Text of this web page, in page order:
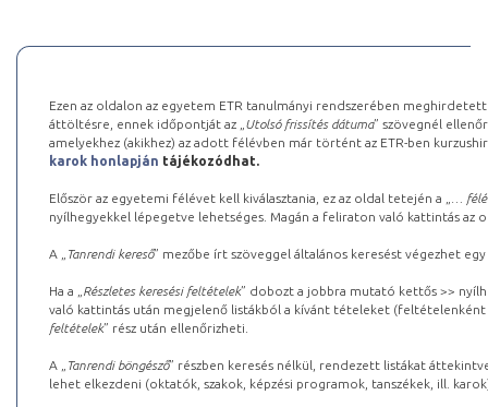
Ezen az oldalon az egyetem ETR tanulmányi rendszerében
áttöltésre, ennek időpontját az „ Utolsó frissítés dátuma” szövegnél
amelyekhez (akikhez) az adott félévben már történt az ETR-ben
karok honlapján tájékozódhat.
Először az egyetemi félévet kell kiválasztania, ez az oldal tetején a „
…
nyílhegyekkel lépegetve lehetséges. Magán a feliraton való kattintás az
A „ Tanrendi kereső” mezőbe írt szöveggel általános keresést végezhet
Ha a „ Részletes keresési feltételek” dobozt a jobbra mutató kettős >>
való kattintás után megjelenő listákból a kívánt tételeket (feltételenként
feltételek” rész után ellenőrizheti.
A „ Tanrendi böngésző” részben keresés nélkül, rendezett listákat
lehet elkezdeni (oktatók, szakok, képzési programok, tanszékek, ill.